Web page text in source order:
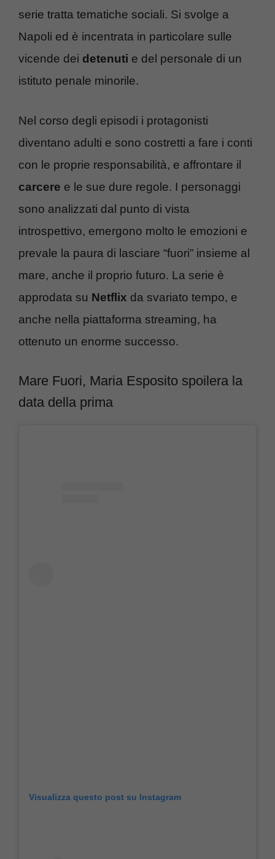
serie tratta tematiche sociali. Si svolge a
Napoli ed è incentrata in particolare sulle
vicende dei detenuti e del personale di un
istituto penale minorile.
Nel corso degli episodi i protagonisti
diventano adulti e sono costretti a fare i conti
con le proprie responsabilità, e affrontare il
carcere e le sue dure regole. I personaggi
sono analizzati dal punto di vista
introspettivo, emergono molto le emozioni e
prevale la paura di lasciare “fuori” insieme al
mare, anche il proprio futuro. La serie è
approdata su Netflix da svariato tempo, e
anche nella piattaforma streaming, ha
ottenuto un enorme successo.
Mare Fuori, Maria Esposito spoilera la
data della prima
Visualizza questo post su Instagram